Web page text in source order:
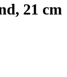
21 cm